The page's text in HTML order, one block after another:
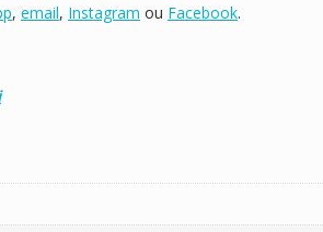
, email, Instagram ou Facebook.